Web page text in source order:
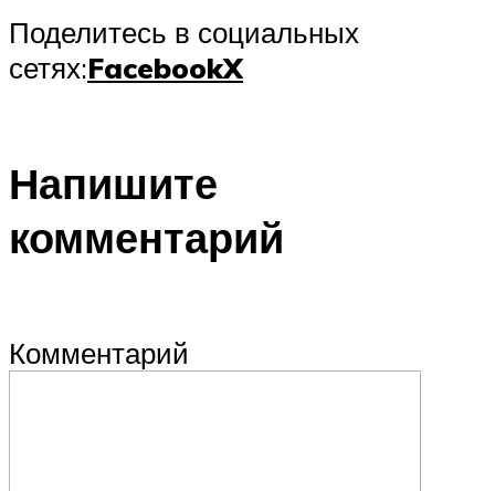
Поделитесь в социальных
сетях:FacebookX
Напишите
комментарий
Комментарий